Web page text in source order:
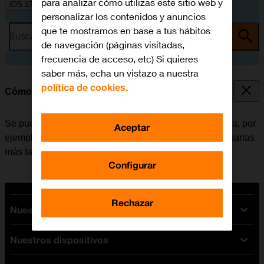
iOS 17
Busca por problema o tema
Cómo hacer una captura de pantalla
Se pueden hacer capturas de pantalla con el móvil para, por
ejemplo, compartirlas con los amigos o guardarlas y usarlas
más tarde.
Nuestras tarifas
Tarifas Orange
Tarifas fibra y móvil
Nuestros dispositivos
personalizar los contenidos y anuncios
que te mostramos en base a tus hábitos
de navegación (páginas visitadas,
frecuencia de acceso, etc) Si quieres
saber más, echa un vistazo a nuestra
política de cookies.
Configurar
Rechazar
Aceptar